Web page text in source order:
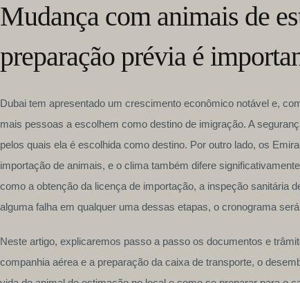
Mudança com animais de
preparação prévia é
Dubai tem apresentado um crescimento econômico notável e,
mais pessoas a escolhem como destino de imigração. A
pelos quais ela é escolhida como destino. Por outro lado, os
importação de animais, e o clima também difere
como a obtenção da licença de importação, a inspeção sanitária
alguma falha em qualquer uma dessas etapas, o cronograma
Neste artigo, explicaremos passo a passo os documentos e
companhia aérea e a preparação da caixa de transporte, o